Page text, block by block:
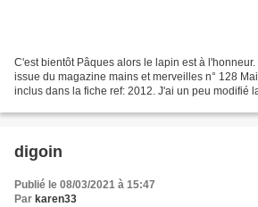
C'est bientôt Pâques alors le lapin est à
issue du magazine mains et merveilles n° 128
inclus dans la fiche ref: 2012. J'ai un peu modifié
digoin
Publié le 08/03/2021 à 15:47
Par karen33